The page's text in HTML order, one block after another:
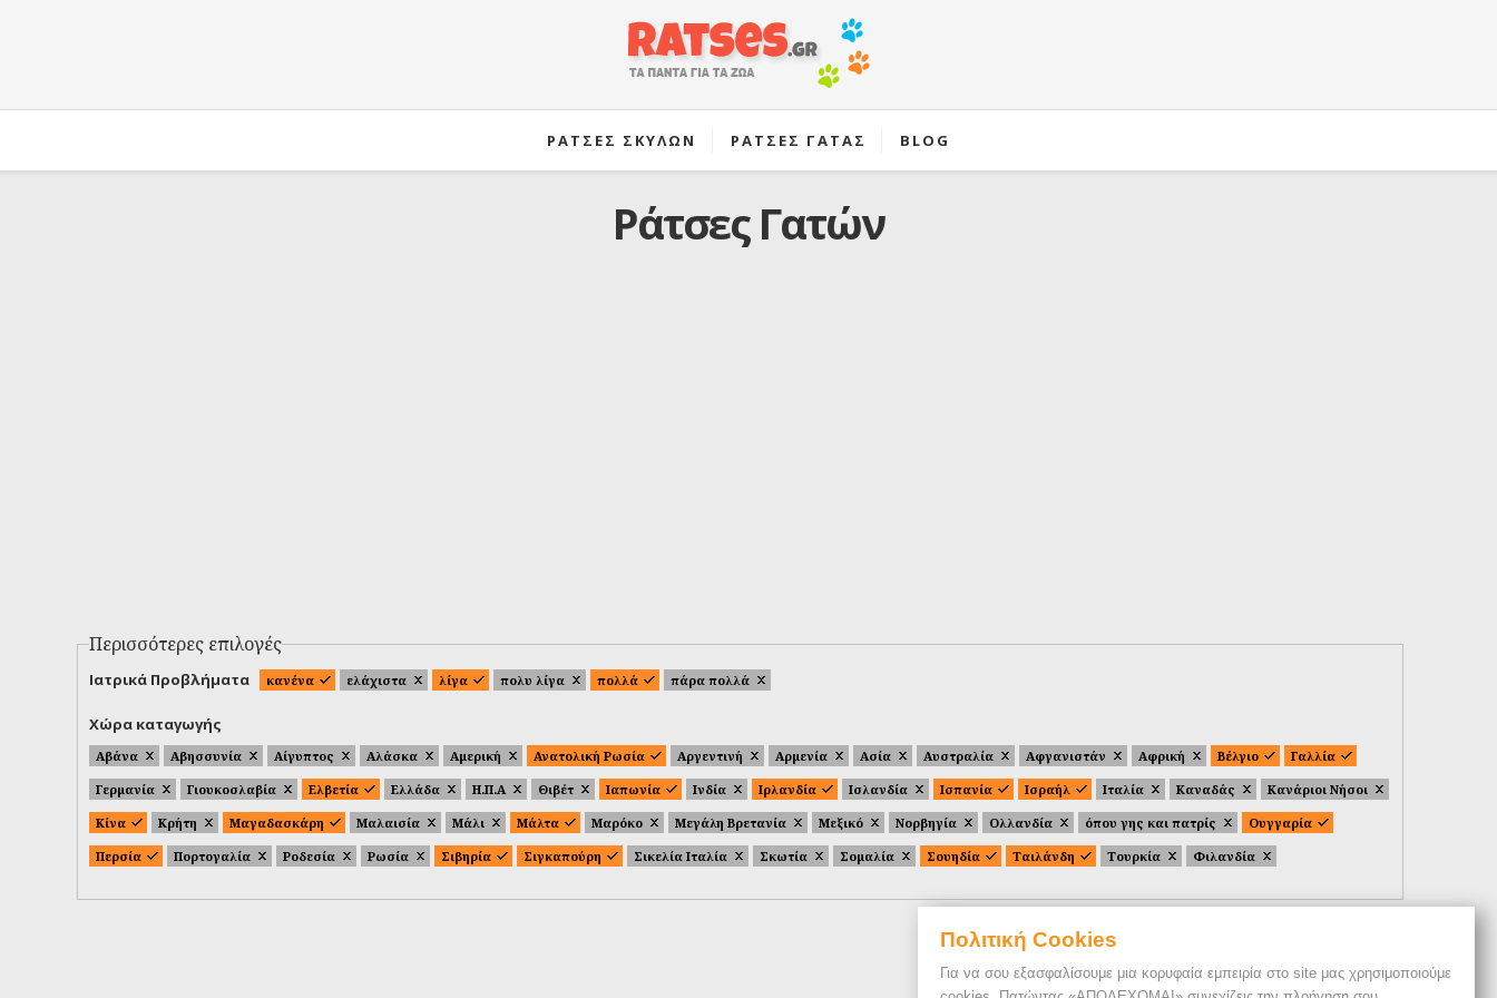
Πολιτική Cookies
Για να σου εξασφαλίσουμε μια κορυφαία εμπειρία στο site μας χρησιμοποιούμε
ΡΑΤΣΕΣ ΣΚΥΛΩΝ ΡΑΤΣΕΣ ΓΑΤΑΣ BLOG
Ράτσες Γατών
Περισσότερες επιλογές
Ιατρικά Προβλήματα κανένα ελάχιστα λίγα πολυ λίγα πολλά πάρα πολλά
Χώρα καταγωγής
Αβάνα Αβησσυνία Αίγυπτος Αλάσκα Αμερική Ανατολική Ρωσία Αργεντινή Αρμενία Ασία Αυστραλία Αφγανιστάν Αφρική Βέλγιο
Γαλλία
Γερμανία
Γιουκοσλαβία Ελβετία Ελλάδα Η.Π.Α Θιβέτ Ιαπωνία Ινδία Ιρλανδία Ισλανδία Ισπανία Ισραήλ Ιταλία Καναδάς
Κανάριοι Νήσοι
Κίνα
Κρήτη Μαγαδασκάρη Μαλαισία Μάλι Μάλτα Μαρόκο Μεγάλη Βρετανία Μεξικό Νορβηγία Ολλανδία όπου γης και πατρίς
Ουγγαρία
Περσία
Πορτογαλία Ροδεσία Ρωσία Σιβηρία Σιγκαπούρη Σικελία Ιταλία Σκωτία Σομαλία Σουηδία Ταιλάνδη Τουρκία Φιλανδία